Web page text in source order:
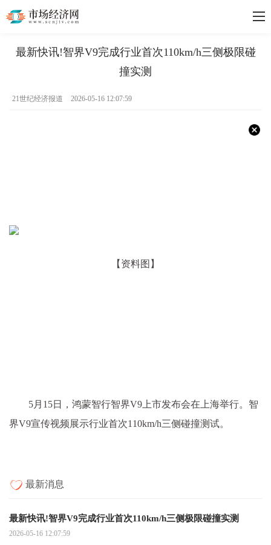
最新快讯!智界V9完成行业首次110km/h三侧极限碰
撞实测
21世纪经济报道 2026-05-16 12:07:59
【资料图】
5月15日，鸿蒙智行智界V9上市发布会在上海举行。智
界V9宣传视频展示行业首次110km/h三侧碰撞测试。
最新消息
最新快讯!智界V9完成行业首次110km/h三侧极限碰撞实测
2026-05-16 12:07:59